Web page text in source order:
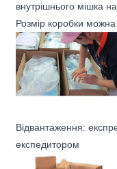
внутрішнього мішка
Розмір коробки
Відвантаження:
експедитором